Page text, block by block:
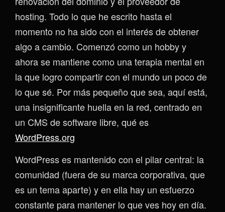
hosting. Todo lo que he escrito hasta el
momento no ha sido con el interés de obtener
algo a cambio. Comenzó como un hobby y
ahora se mantiene como una terapia mental en
la que logro compartir con el mundo un poco de
lo que sé. Por más pequeño que sea, aquí está,
una insignificante huella en la red, centrado en
un CMS de software libre, qué es
WordPress.org
WordPress es mantenido con el pilar central: la
comunidad (fuera de su marca corporativa, que
es un tema aparte) y en ella hay un esfuerzo
constante para mantener lo que ves hoy en día.